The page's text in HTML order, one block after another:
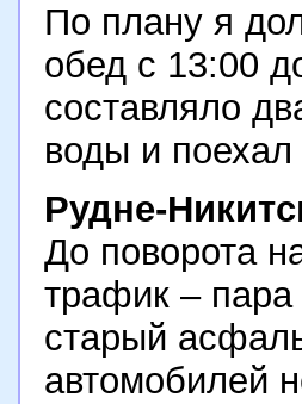
По плану я
обед с 13:00
составляло
воды и
Рудне-
До поворота
трафик –
старый
автомобилей